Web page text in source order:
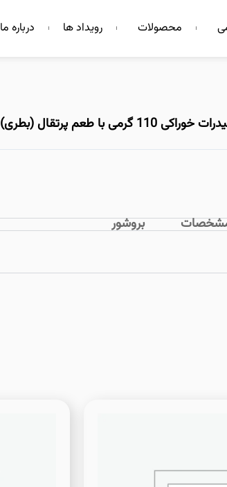
محصولات رویداد ها درباره ما
با طعم پرتقال (بطری)
بروشور